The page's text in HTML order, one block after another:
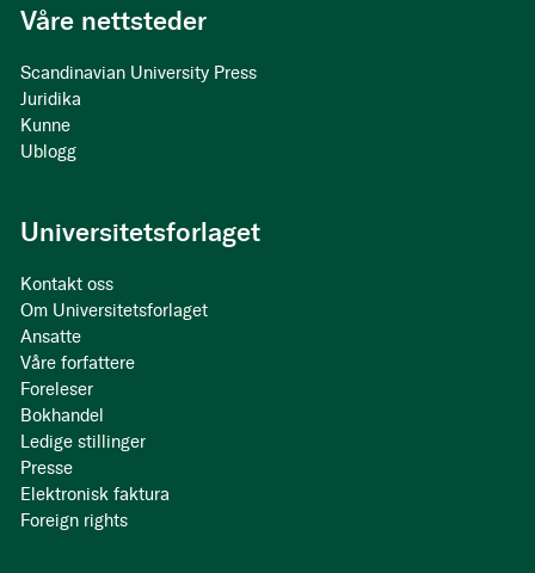
Våre nettsteder
Scandinavian University Press
Juridika
Kunne
Ublogg
Universitetsforlaget
Kontakt oss
Om Universitetsforlaget
Ansatte
Våre forfattere
Foreleser
Bokhandel
Ledige stillinger
Presse
Elektronisk faktura
Foreign rights